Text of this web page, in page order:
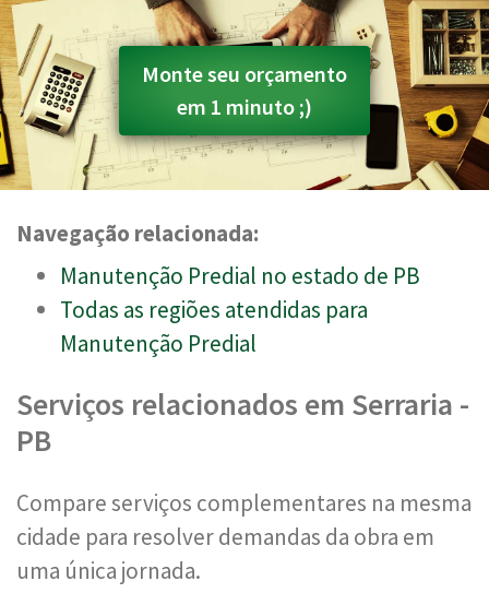
Monte seu orçamento
em 1 minuto ;)
Navegação relacionada:
Manutenção Predial no estado de PB
Todas as regiões atendidas para
Manutenção Predial
Serviços relacionados em Serraria -
PB
Compare serviços complementares na mesma
cidade para resolver demandas da obra em
uma única jornada.